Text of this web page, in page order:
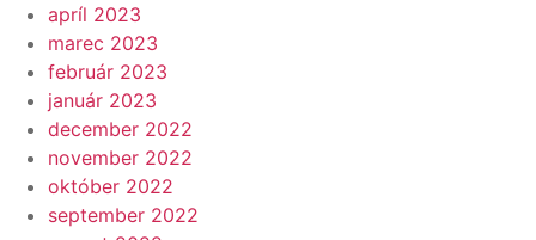
apríl 2023
marec 2023
február 2023
január 2023
december 2022
november 2022
október 2022
september 2022